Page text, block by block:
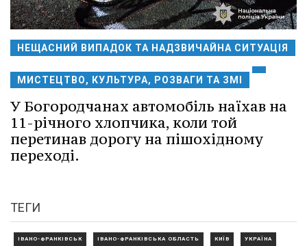
НЕЩАСНИЙ ВИПАДОК ТА НАДЗВИЧАЙНА СИТУАЦІЯ
МИСТЕЦТВО, КУЛЬТУРА, РОЗВАГИ ТА ЗМІ
У Богородчанах автомобіль наїхав на
11-річного хлопчика, коли той
перетинав дорогу на пішохідному
переході.
ТЕГИ
ІВАНО-ФРАНКІВСЬК ІВАНО-ФРАНКІВСЬКА ОБЛАСТЬ КИЇВ УКРАЇНА